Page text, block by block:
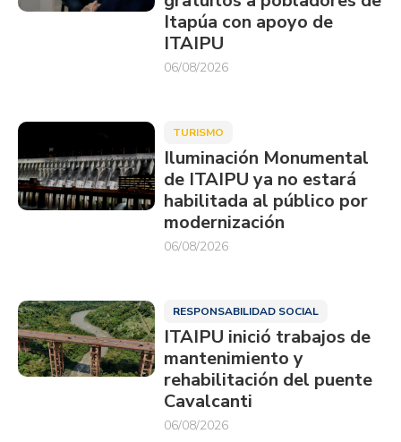
Itapúa con apoyo de
ITAIPU
06/08/2026
TURISMO
Iluminación Monumental
de ITAIPU ya no estará
habilitada al público por
modernización
06/08/2026
RESPONSABILIDAD SOCIAL
ITAIPU inició trabajos de
mantenimiento y
rehabilitación del puente
Cavalcanti
06/08/2026